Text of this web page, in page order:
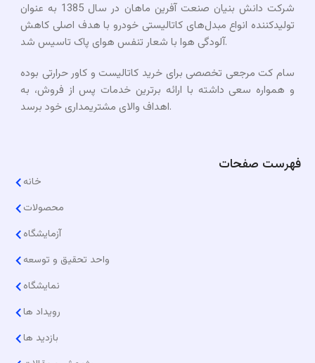
شرکت دانش بنیان صنعت آفرین ماهان در سال 1385 به عنوان
تولیدکننده انواع مبدل‌های کاتالیستی خودرو با هدف اصلی کاهش
آلودگی هوا با شعار تنفس هوای پاک تاسیس شد.
سام کت مرجعی تخصصی برای خرید کاتالیست و کاور حرارتی بوده
و همواره سعی داشته با ارائه برترین خدمات پس از فروش، به
اهداف والای مشتریمداری خود برسد.​
فهرست صفحات
خانه
محصولات
آزمایشگاه
واحد تحقیق و توسعه
نمایشگاه
رویداد ها
بازدید ها